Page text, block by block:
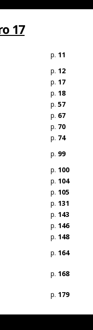
17
p. 11
p. 12
p. 17
p. 18
p. 57
p. 67
p. 70
p. 74
p. 99
p. 100
p. 104
p. 105
p. 131
p. 143
p. 146
p. 148
p. 164
p. 168
p. 179